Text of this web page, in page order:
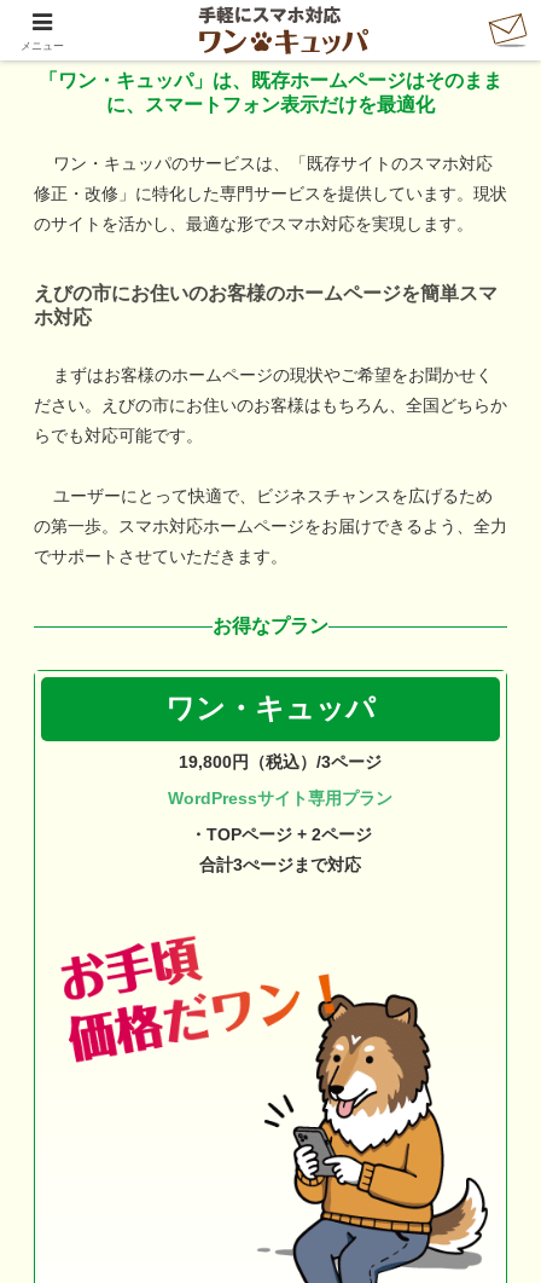
「ワン・キュッパ」で手軽にスマホ対応
「ワン・キュッパ」は、既存ホームページはそのまま
に、スマートフォン表示だけを最適化
ワン・キュッパのサービスは、「既存サイトのスマホ対応
修正・改修」に特化した専門サービスを提供しています。現状
のサイトを活かし、最適な形でスマホ対応を実現します。
えびの市にお住いのお客様のホームページを簡単スマ
ホ対応
まずはお客様のホームページの現状やご希望をお聞かせく
ださい。
えびの市にお住いのお客様はもちろん、全国どちらか
らでも対応可能です。
ユーザーにとって快適で、ビジネスチャンスを広げるため
の第一歩。スマホ対応ホームページをお届けできるよう、全力
でサポートさせていただきます。
お得なプラン
ワン・キュッパ
19,800円（税込）/3ページ
WordPressサイト専用プラン
・TOPページ + 2ページ
合計3ぺージまで対応
メニュー